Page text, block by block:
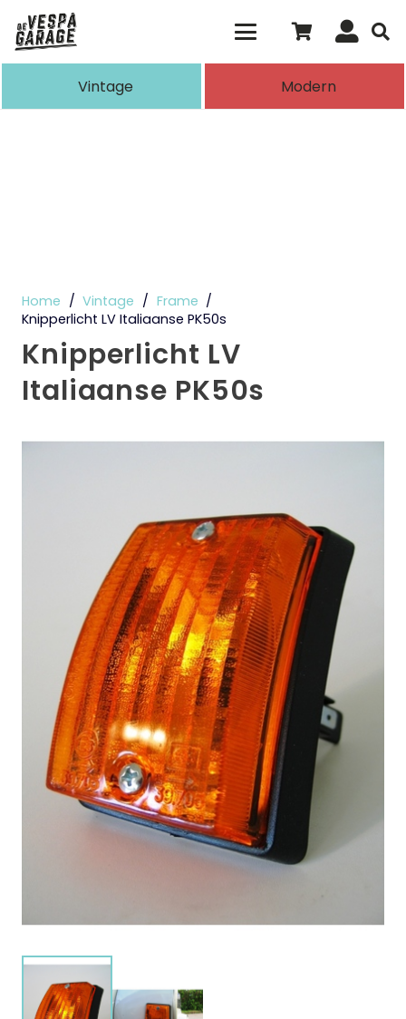
de resultaten voor automatisch
Vintage Modern
Home / Vintage / Frame /
Knipperlicht LV Italiaanse PK50s
Knipperlicht LV
Italiaanse PK50s